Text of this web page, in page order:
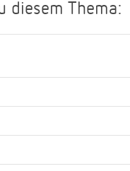
diesem Thema: